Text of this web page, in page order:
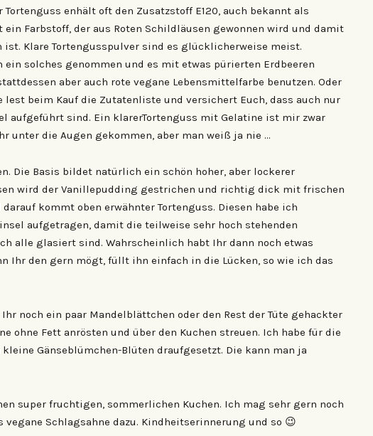
Tortenguss enhält oft den Zusatzstoff E120, auch bekannt als
ein Farbstoff, der aus Roten Schildläusen gewonnen wird und damit
ist. Klare Tortengusspulver sind es glücklicherweise meist.
ein solches genommen und es mit etwas pürierten Erdbeeren
aber auch rote vegane Lebensmittelfarbe benutzen. Oder
beim Kauf die Zutatenliste und versichert Euch, dass auch nur
aufgeführt sind. Ein klarerTortenguss mit Gelatine ist mir zwar
unter die Augen gekommen, aber man weiß ja nie …
Die Basis bildet natürlich ein schön hoher, aber lockerer
wird der Vanillepudding gestrichen und richtig dick mit frischen
darauf kommt oben erwähnter Tortenguss. Diesen habe ich
aufgetragen, damit die teilweise sehr hoch stehenden
alle glasiert sind. Wahrscheinlich habt Ihr dann noch etwas
Ihr den gern mögt, füllt ihn einfach in die Lücken, so wie ich das
noch ein paar Mandelblättchen oder den Rest der Tüte gehackter
ohne Fett anrösten und über den Kuchen streuen. Ich habe für die
Gänseblümchen-Blüten draufgesetzt. Die kann man ja
super fruchtigen, sommerlichen Kuchen. Ich mag sehr gern noch
Schlagsahne dazu. Kindheitserinnerung und so 😉